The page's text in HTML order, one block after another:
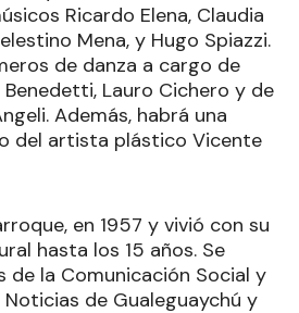
Ricardo Elena, Claudia
Mena, y Hugo Spiazzi.
de danza a cargo de
Benedetti, Lauro Cichero y de
Además, habrá una
del artista plástico Vicente
en 1957 y vivió con su
hasta los 15 años. Se
de la Comunicación Social y
de Gualeguaychú y